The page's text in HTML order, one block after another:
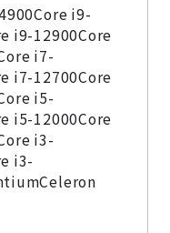
i9-
i9-12900Core
i7-
i7-12700Core
i5-
i5-12000Core
i3-
i3-